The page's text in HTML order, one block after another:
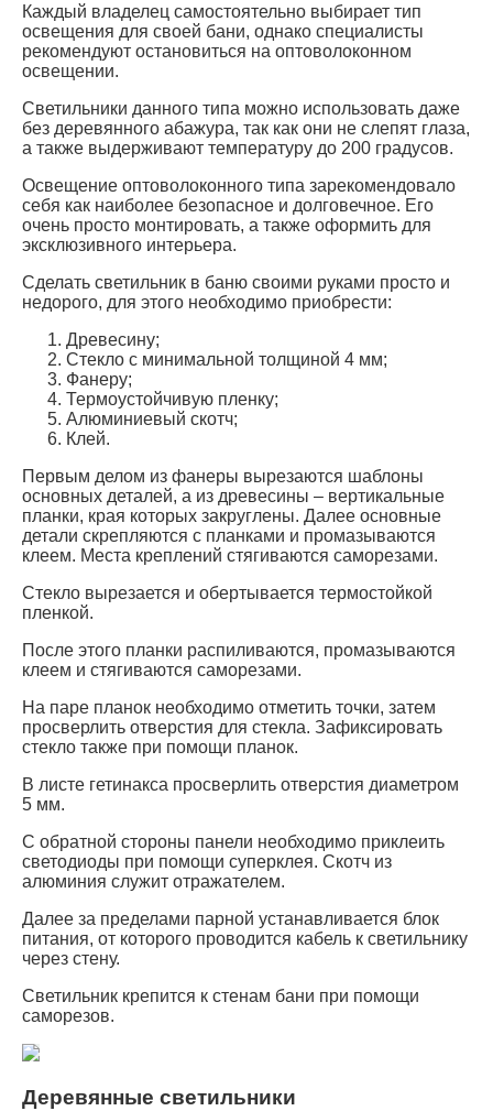
Каждый владелец самостоятельно выбирает тип
освещения для своей бани, однако специалисты
рекомендуют остановиться на оптоволоконном
освещении.
Светильники данного типа можно использовать даже
без деревянного абажура, так как они не слепят глаза,
а также выдерживают температуру до 200 градусов.
Освещение оптоволоконного типа зарекомендовало
себя как наиболее безопасное и долговечное. Его
очень просто монтировать, а также оформить для
эксклюзивного интерьера.
Сделать светильник в баню своими руками просто и
недорого, для этого необходимо приобрести:
Древесину;
Стекло с минимальной толщиной 4 мм;
Фанеру;
Термоустойчивую пленку;
Алюминиевый скотч;
Клей.
Первым делом из фанеры вырезаются шаблоны
основных деталей, а из древесины – вертикальные
планки, края которых закруглены. Далее основные
детали скрепляются с планками и промазываются
клеем. Места креплений стягиваются саморезами.
Стекло вырезается и обертывается термостойкой
пленкой.
После этого планки распиливаются, промазываются
клеем и стягиваются саморезами.
На паре планок необходимо отметить точки, затем
просверлить отверстия для стекла. Зафиксировать
стекло также при помощи планок.
В листе гетинакса просверлить отверстия диаметром
5 мм.
С обратной стороны панели необходимо приклеить
светодиоды при помощи суперклея. Скотч из
алюминия служит отражателем.
Далее за пределами парной устанавливается блок
питания, от которого проводится кабель к светильнику
через стену.
Светильник крепится к стенам бани при помощи
саморезов.
Деревянные светильники